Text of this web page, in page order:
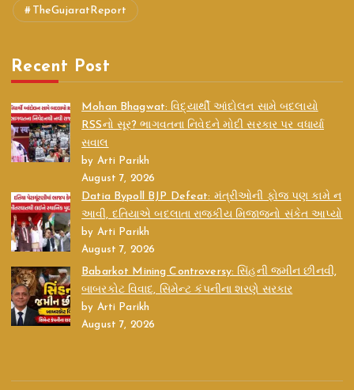
TheGujaratReport
Recent Post
Mohan Bhagwat: વિદ્યાર્થી આંદોલન સામે બદલાયો
RSSનો સૂર? ભાગવતના નિવેદને મોદી સરકાર પર વધાર્યા
સવાલ
by Arti Parikh
August 7, 2026
Datia Bypoll BJP Defeat: મંત્રીઓની ફોજ પણ કામે ન
આવી, દતિયાએ બદલાતા રાજકીય મિજાજનો સંકેત આપ્યો
by Arti Parikh
August 7, 2026
Babarkot Mining Controversy: સિંહની જમીન છીનવી,
બાબરકોટ વિવાદ, સિમેન્ટ કંપનીના શરણે સરકાર
by Arti Parikh
August 7, 2026